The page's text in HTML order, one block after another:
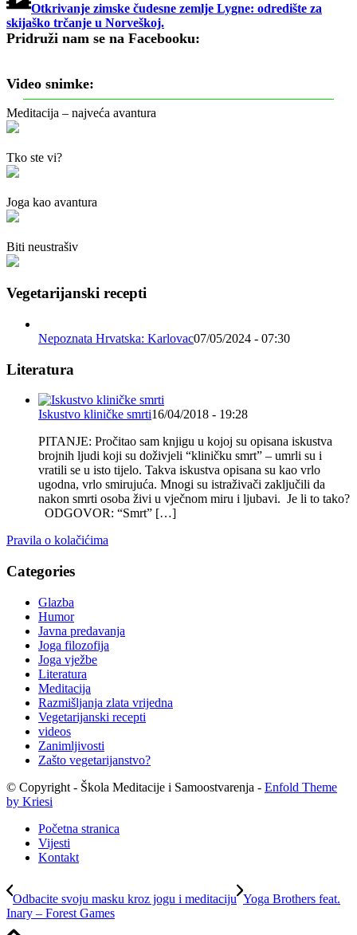
Otkrivanje zimske čudesne zemlje Lygne: odredište za
skijaško trčanje u Norveškoj.
Pridruži nam se na Facebooku:
Video snimke:
Meditacija – najveća avantura
Tko ste vi?
Joga kao avantura
Biti neustrašiv
Vegetarijanski recepti
Nepoznata Hrvatska: Karlovac07/05/2024 - 07:30
Literatura
Iskustvo kliničke smrti16/04/2018 - 19:28
PITANJE: Pročitao sam knjigu u kojoj su opisana iskustva
brojnih ljudi koji su doživjeli “kliničku smrt” – umrli su i
vratili se u isto tijelo. Takva iskustva opisana su kao vrlo
ugodna, vrlo smirujuća. Mnogi su istraživači zaključili da
nakon smrti osoba živi u vječnom miru i ljubavi. Je li to tako?
ODGOVOR: “Smrt” […]
Pravila o kolačićima
Categories
Glazba
Humor
Javna predavanja
Joga filozofija
Joga vježbe
Literatura
Meditacija
Razmišljanja zlata vrijedna
Vegetarijanski recepti
videos
Zanimljivosti
Zašto vegetarijanstvo?
© Copyright - Škola Meditacije i Samoostvarenja - Enfold Theme
by Kriesi
Početna stranica
Vijesti
Kontakt
Odbacite svoju masku kroz jogu i meditaciju Yoga Brothers feat.
Inary – Forest Games